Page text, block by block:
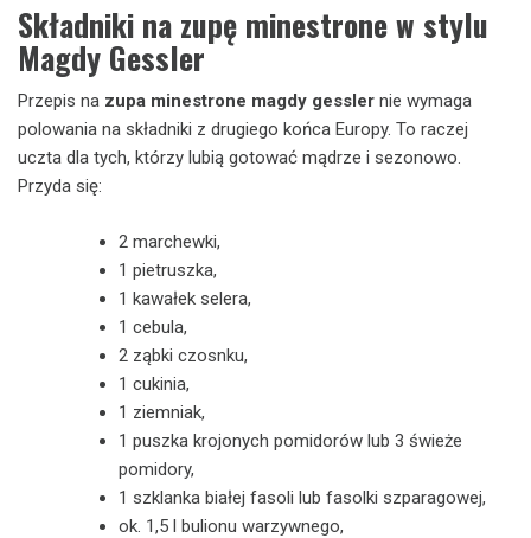
Składniki na zupę minestrone w stylu
Magdy Gessler
Przepis na zupa minestrone magdy gessler nie wymaga
polowania na składniki z drugiego końca Europy. To raczej
uczta dla tych, którzy lubią gotować mądrze i sezonowo.
Przyda się:
2 marchewki,
1 pietruszka,
1 kawałek selera,
1 cebula,
2 ząbki czosnku,
1 cukinia,
1 ziemniak,
1 puszka krojonych pomidorów lub 3 świeże
pomidory,
1 szklanka białej fasoli lub fasolki szparagowej,
ok. 1,5 l bulionu warzywnego,